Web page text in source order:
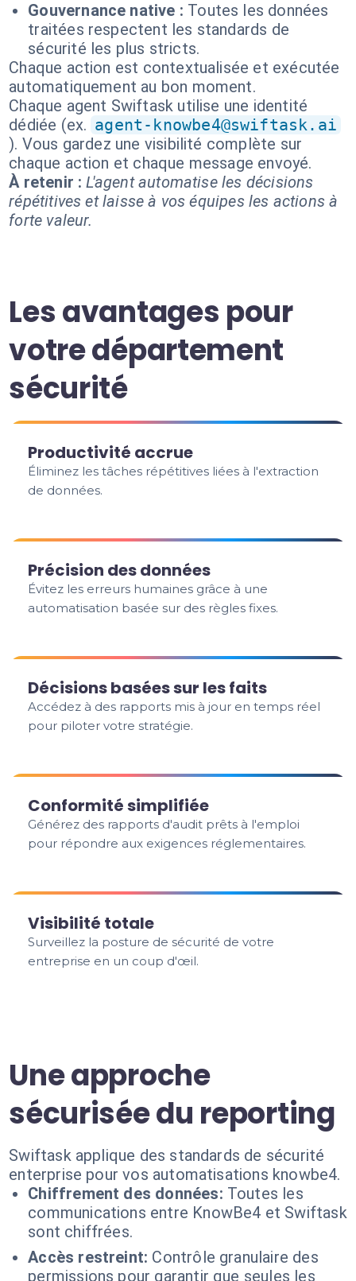
Gouvernance native : Toutes les données
traitées respectent les standards de
sécurité les plus stricts.
Chaque action est contextualisée et exécutée
automatiquement au bon moment.
Chaque agent Swiftask utilise une identité
dédiée (ex. agent-knowbe4@swiftask.ai
). Vous gardez une visibilité complète sur
chaque action et chaque message envoyé.
À retenir : L'agent automatise les décisions
répétitives et laisse à vos équipes les actions à
forte valeur.
Les avantages pour
votre département
sécurité
Productivité accrue
Éliminez les tâches répétitives liées à l'extraction
de données.
Précision des données
Évitez les erreurs humaines grâce à une
automatisation basée sur des règles fixes.
Décisions basées sur les faits
Accédez à des rapports mis à jour en temps réel
pour piloter votre stratégie.
Conformité simplifiée
Générez des rapports d'audit prêts à l'emploi
pour répondre aux exigences réglementaires.
Visibilité totale
Surveillez la posture de sécurité de votre
entreprise en un coup d'œil.
Une approche
sécurisée du reporting
Swiftask applique des standards de sécurité
enterprise pour vos automatisations knowbe4.
Chiffrement des données: Toutes les
communications entre KnowBe4 et Swiftask
sont chiffrées.
Accès restreint: Contrôle granulaire des
permissions pour garantir que seules les